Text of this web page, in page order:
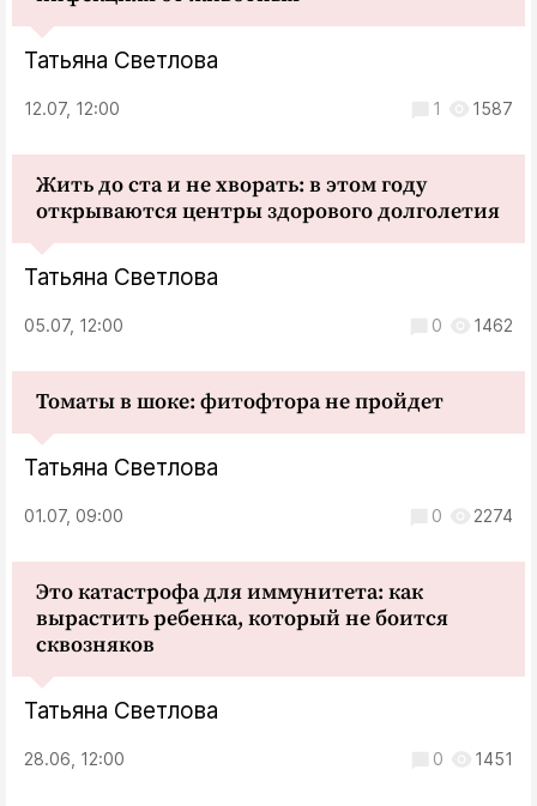
Татьяна Светлова
12.07, 12:00 1 1587
Жить до ста и не хворать: в этом году
открываются центры здорового долголетия
Татьяна Светлова
05.07, 12:00 0 1462
Томаты в шоке: фитофтора не пройдет
Татьяна Светлова
01.07, 09:00 0 2274
Это катастрофа для иммунитета: как
вырастить ребенка, который не боится
сквозняков
Татьяна Светлова
28.06, 12:00 0 1451